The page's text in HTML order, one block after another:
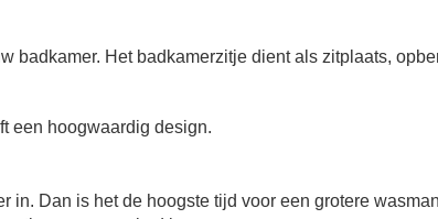
badkamer. Het badkamerzitje dient als zitplaats,
een hoogwaardig design.
in. Dan is het de hoogste tijd voor een grotere